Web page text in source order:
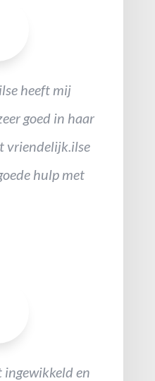
heeft mij
goed in haar
vriendelijk.ilse
hulp met
en